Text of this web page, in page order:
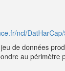
ncl/
de données
au périmètre